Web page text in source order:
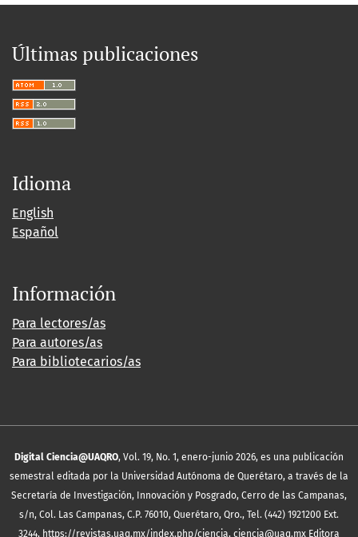
Últimas publicaciones
Idioma
English
Español
Información
Para lectores/as
Para autores/as
Para bibliotecarios/as
Digital Ciencia@UAQRO, Vol. 19, No. 1, enero-junio 2026, es una publicación
semestral editada por la Universidad Autónoma de Querétaro, a través de la
Secretaría de Investigación, Innovación y Posgrado, Cerro de las Campanas,
s/n, Col. Las Campanas, C.P. 76010, Querétaro, Qro., Tel. (442) 1921200 Ext.
3244, https://revistas.uaq.mx/index.php/ciencia, ciencia@uaq.mx Editora